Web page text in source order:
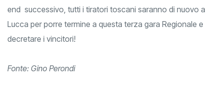
end successivo, tutti i tiratori toscani saranno di nuovo a
Lucca per porre termine a questa terza gara Regionale e
decretare i vincitori!
Fonte: Gino Perondi